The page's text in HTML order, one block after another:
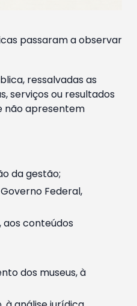
passaram a observar
ressalvadas as
serviços ou resultados
não apresentem
da gestão;
Federal,
aos conteúdos
dos museus, à